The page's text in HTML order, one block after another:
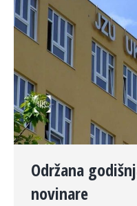
Održana
novinare